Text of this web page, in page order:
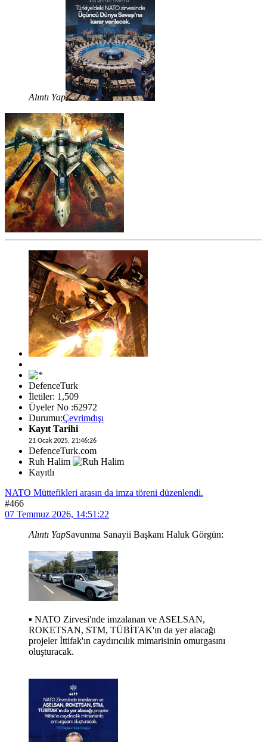
Alıntı Yap
DefenceTurk
İletiler: 1,509
Üyeler No :62972
Durumu:Çevrimdışı
Kayıt Tarihi
21 Ocak 2025, 21:46:26
DefenceTurk.com
Ruh Halim
Kayıtlı
NATO Müttefikleri arasın da imza töreni düzenlendi.
#466
07 Temmuz 2026, 14:51:22
Alıntı YapSavunma Sanayii Başkanı Haluk Görgün:
▪️ NATO Zirvesi'nde imzalanan ve ASELSAN,
ROKETSAN, STM, TÜBİTAK'ın da yer alacağı
projeler İttifak'ın caydırıcılık mimarisinin omurgasını
oluşturacak.